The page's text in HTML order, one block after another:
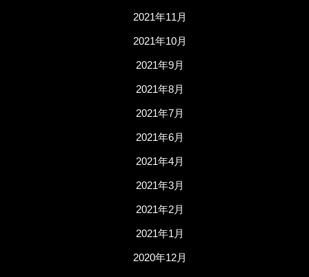
2021年11月
2021年10月
2021年9月
2021年8月
2021年7月
2021年6月
2021年4月
2021年3月
2021年2月
2021年1月
2020年12月